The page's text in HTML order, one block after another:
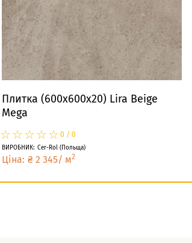
Плитка (600x600x20) Lira Beige
Mega
☆
★☆
★☆
★☆
★☆
★ 0 / 0
ВИРОБНИК: Cer-Rol (Польща)
Ціна: ₴ 2 345/ м2